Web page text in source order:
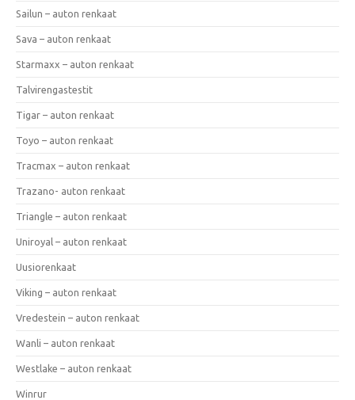
Sailun – auton renkaat
Sava – auton renkaat
Starmaxx – auton renkaat
Talvirengastestit
Tigar – auton renkaat
Toyo – auton renkaat
Tracmax – auton renkaat
Trazano- auton renkaat
Triangle – auton renkaat
Uniroyal – auton renkaat
Uusiorenkaat
Viking – auton renkaat
Vredestein – auton renkaat
Wanli – auton renkaat
Westlake – auton renkaat
Winrur